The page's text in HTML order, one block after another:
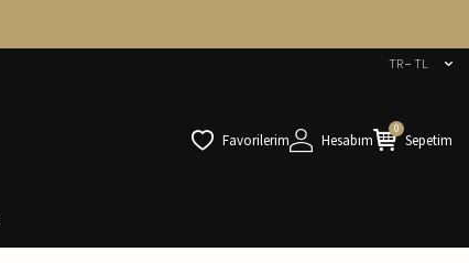
TR − TL
Favorilerim Hesabım
0
Sepetim